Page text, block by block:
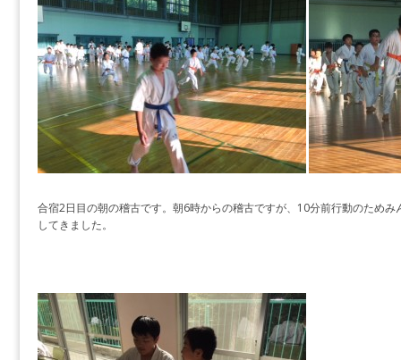
合宿2日目の朝の稽古です。朝6時からの稽古ですが、10分前行動のため
してきました。